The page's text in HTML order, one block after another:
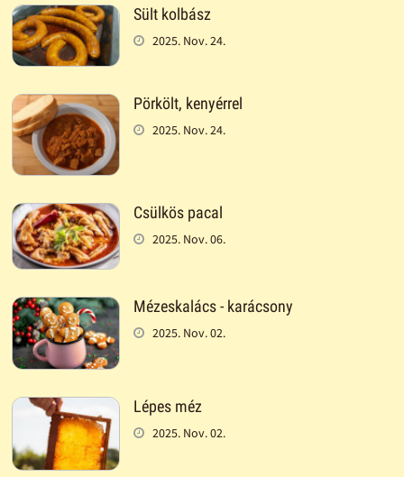
Sült kolbász
2025. Nov. 24.
Pörkölt, kenyérrel
2025. Nov. 24.
Csülkös pacal
2025. Nov. 06.
Mézeskalács - karácsony
2025. Nov. 02.
Lépes méz
2025. Nov. 02.